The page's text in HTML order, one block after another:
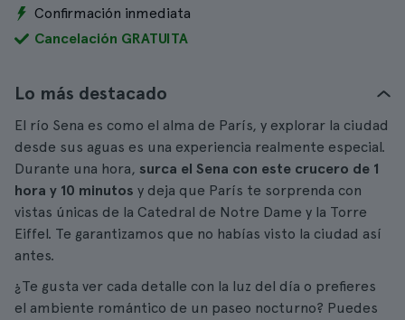
Confirmación inmediata
Cancelación GRATUITA
Lo más destacado
El río Sena es como el alma de París, y explorar la ciudad
desde sus aguas es una experiencia realmente especial.
Durante una hora, surca el Sena con este crucero de 1
hora y 10 minutos y deja que París te sorprenda con
vistas únicas de la Catedral de Notre Dame y la Torre
Eiffel. Te garantizamos que no habías visto la ciudad así
antes.
¿Te gusta ver cada detalle con la luz del día o prefieres
el ambiente romántico de un paseo nocturno? Puedes